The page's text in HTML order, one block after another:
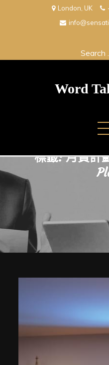
London, UK
Search
Word
標籤:月費計